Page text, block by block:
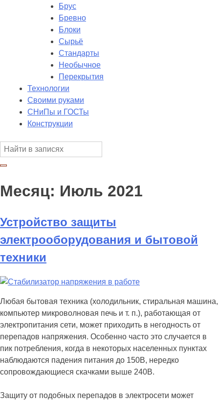
Брус
Бревно
Блоки
Сырьё
Стандарты
Необычное
Перекрытия
Технологии
Своими руками
СНиПы и ГОСТы
Конструкции
Месяц: Июль 2021
Устройство защиты
электрооборудования и бытовой
техники
Любая бытовая техника (холодильник, стиральная машина,
компьютер микроволновая печь и т. п.), работающая от
электропитания сети, может приходить в негодность от
перепадов напряжения. Особенно часто это случается в
пик потребления, когда в некоторых населенных пунктах
наблюдаются падения питания до 150В, нередко
сопровождающиеся скачками выше 240В.
Защиту от подобных перепадов в электросети может